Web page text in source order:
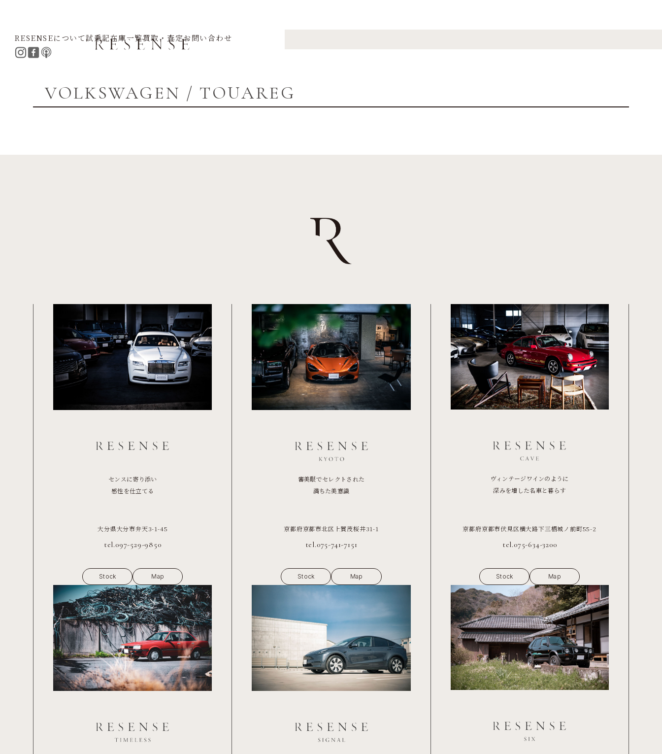
RESENSEについて試乗記在庫一覧買取・査定お問い合わせ
Home VOLKSWAGEN TOUAREG
VOLKSWAGEN / TOUAREG
センスに寄り添い
感性を仕立てる
大分県大分市弁天3-1-45
tel.097-529-9850
Stock Map
審美眼でセレクトされた
満ちた美意識
京都府京都市北区上賀茂桜井31-1
tel.075-741-7151
Stock Map
ヴィンテージワインのように
深みを増した名車と暮らす
京都府京都市伏見区横大路下三栖城ノ前町55-2
tel.075-634-3200
Stock Map